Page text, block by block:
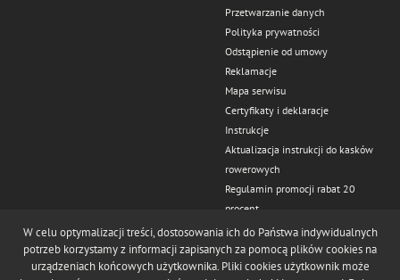
Przetwarzanie danych
Polityka prywatności
Odstąpienie od umowy
Reklamacje
Mapa serwisu
Certyfikaty i deklaracje
Instrukcje
Aktualizacja instrukcji do kasków
rowerowych
Regulamin promocji rabat 20
procent
Kontakt
Odstąp od umowy tutaj
W celu optymalizacji treści, dostosowania ich do Państwa indywidualnych
potrzeb korzystamy z informacji zapisanych za pomocą plików cookies na
urządzeniach końcowych użytkownika. Pliki cookies użytkownik może